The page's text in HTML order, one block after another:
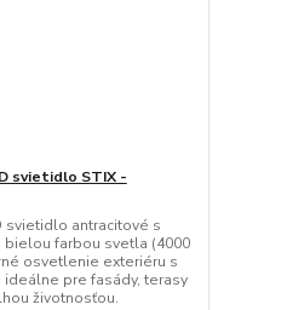
svietidlo STIX -
svietidlo antracitové s
bielou farbou svetla (4000
osvetlenie exteriéru s
pre fasády, terasy
životnosťou.